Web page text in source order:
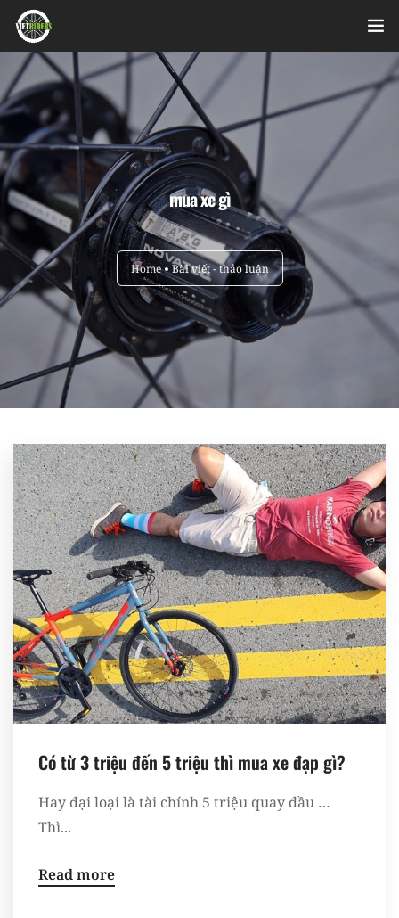
Home
Videos
Sản phẩm
Hỏi đáp nhanh
Nhật ký sửa chữa
About
Login
mua xe gì
Home Bài viết - thảo luận
Có từ 3 triệu đến 5 triệu thì mua xe đạp gì?
Hay đại loại là tài chính 5 triệu quay đầu …
Thì...
Read more